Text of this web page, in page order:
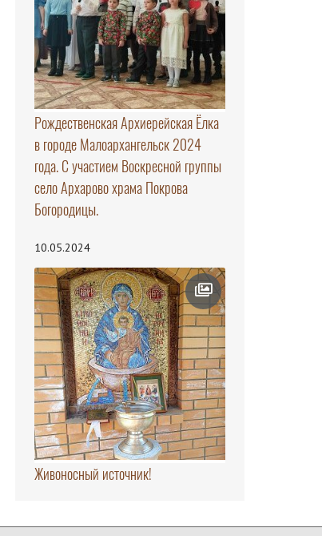
Рождественская Архиерейская Ёлка
в городе Малоархангельск 2024
года. С участием Воскресной группы
село Архарово храма Покрова
Богородицы.
10.05.2024
Живоносный источник!